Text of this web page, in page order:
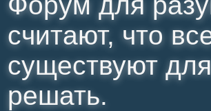
считают, что
существуют
решать.